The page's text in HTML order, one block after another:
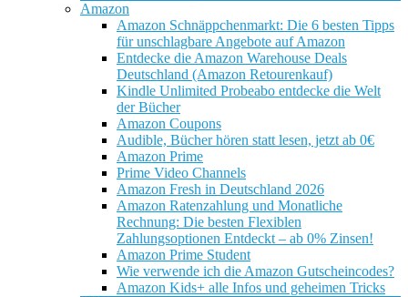
Amazon
Amazon Schnäppchenmarkt: Die 6 besten Tipps
für unschlagbare Angebote auf Amazon
Entdecke die Amazon Warehouse Deals
Deutschland (Amazon Retourenkauf)
Kindle Unlimited Probeabo entdecke die Welt
der Bücher
Amazon Coupons
Audible, Bücher hören statt lesen, jetzt ab 0€
Amazon Prime
Prime Video Channels
Amazon Fresh in Deutschland 2026
Amazon Ratenzahlung und Monatliche
Rechnung: Die besten Flexiblen
Zahlungsoptionen Entdeckt – ab 0% Zinsen!
Amazon Prime Student
Wie verwende ich die Amazon Gutscheincodes?
Amazon Kids+ alle Infos und geheimen Tricks